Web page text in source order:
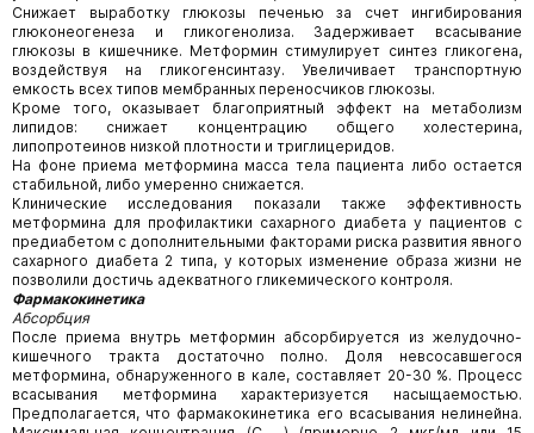
Снижает выработку глюкозы печенью за счет ингибирования
глюконеогенеза и гликогенолиза. Задерживает всасывание
глюкозы в кишечнике. Метформин стимулирует синтез гликогена,
воздействуя на гликогенсинтазу. Увеличивает транспортную
емкость всех типов мембранных переносчиков глюкозы.
Кроме того, оказывает благоприятный эффект на метаболизм
липидов: снижает концентрацию общего холестерина,
липопротеинов низкой плотности и триглицеридов.
На фоне приема метформина масса тела пациента либо остается
стабильной, либо умеренно снижается.
Клинические исследования показали также эффективность
метформина для профилактики сахарного диабета у пациентов с
предиабетом с дополнительными факторами риска развития явного
сахарного диабета 2 типа, у которых изменение образа жизни не
позволили достичь адекватного гликемического контроля.
Фармакокинетика
Абсорбция
После приема внутрь метформин абсорбируется из желудочно-
кишечного тракта достаточно полно. Доля невсосавшегося
метформина, обнаруженного в кале, составляет 20-30 %. Процесс
всасывания метформина характеризуется насыщаемостью.
Предполагается, что фармакокинетика его всасывания нелинейна.